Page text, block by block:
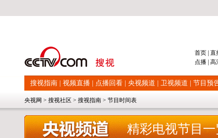
首页 直
点播 高
搜视指南 视频直播 点播回看 央视频道 卫视频道 节目预
央视网 > 搜视社区 > 搜视指南 > 节目时间表
精彩电视节目